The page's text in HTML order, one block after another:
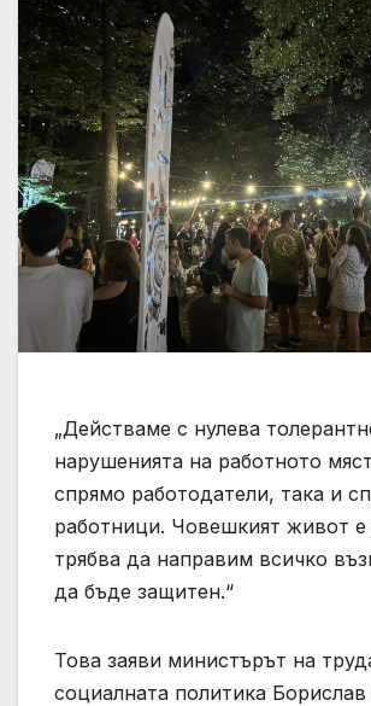
„Действаме с нулева
нарушенията на работното
спрямо работодатели, така и
работници. Човешкият живот е
трябва да направим всичко
да бъде защитен.“
Това заяви министърът на
социалната политика